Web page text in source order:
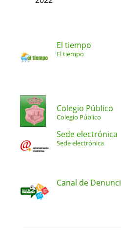
El tiempo
El tiempo
Colegio Público
Colegio Público
Sede electrónica
Sede electrónica
Canal de